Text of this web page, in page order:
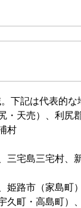
下記は代表的な
・天売）、利尻
村
三宅島三宅村、
姫路市（家島町）
久町・高島町）